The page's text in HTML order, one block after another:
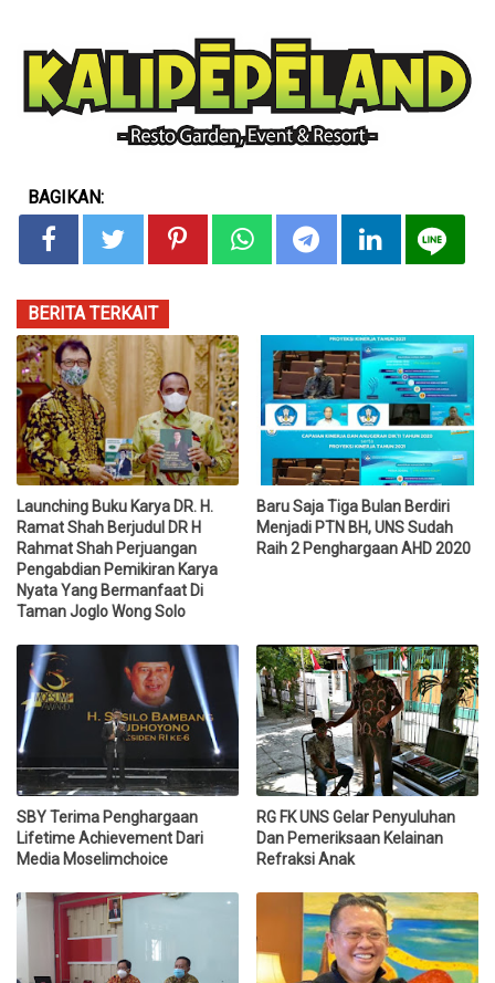
BAGIKAN:
BERITA TERKAIT
Launching Buku Karya DR. H.
Ramat Shah Berjudul DR H
Rahmat Shah Perjuangan
Pengabdian Pemikiran Karya
Nyata Yang Bermanfaat Di
Taman Joglo Wong Solo
Baru Saja Tiga Bulan Berdiri
Menjadi PTN BH, UNS Sudah
Raih 2 Penghargaan AHD 2020
SBY Terima Penghargaan
Lifetime Achievement Dari
Media Moselimchoice
RG FK UNS Gelar Penyuluhan
Dan Pemeriksaan Kelainan
Refraksi Anak